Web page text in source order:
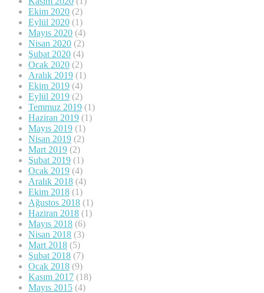
Ekim 2020 (2)
Eylül 2020 (1)
Mayıs 2020 (4)
Nisan 2020 (2)
Şubat 2020 (4)
Ocak 2020 (2)
Aralık 2019 (1)
Ekim 2019 (4)
Eylül 2019 (2)
Temmuz 2019 (1)
Haziran 2019 (1)
Mayıs 2019 (1)
Nisan 2019 (2)
Mart 2019 (2)
Şubat 2019 (1)
Ocak 2019 (4)
Aralık 2018 (4)
Ekim 2018 (1)
Ağustos 2018 (1)
Haziran 2018 (1)
Mayıs 2018 (6)
Nisan 2018 (3)
Mart 2018 (5)
Şubat 2018 (7)
Ocak 2018 (9)
Kasım 2017 (18)
Mayıs 2015 (4)